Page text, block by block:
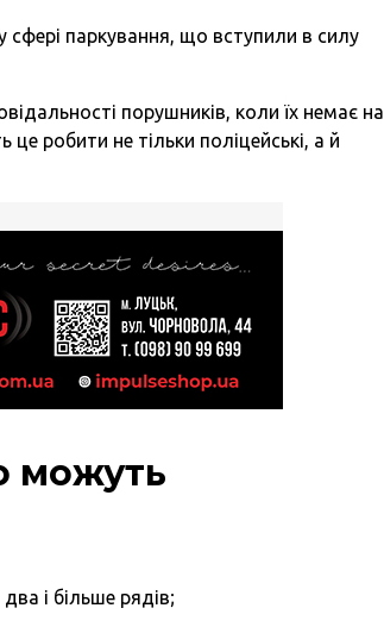
паркування, що вступили в силу
порушників, коли їх немає на
робити не тільки поліцейські, а й
можуть
і більше рядів;